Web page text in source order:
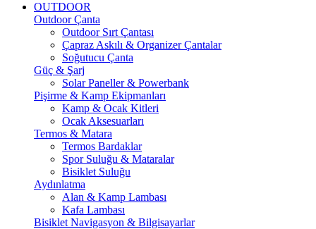
OUTDOOR
Outdoor Çanta
Outdoor Sırt Çantası
Çapraz Askılı & Organizer Çantalar
Soğutucu Çanta
Güç & Şarj
Solar Paneller & Powerbank
Pişirme & Kamp Ekipmanları
Kamp & Ocak Kitleri
Ocak Aksesuarları
Termos & Matara
Termos Bardaklar
Spor Suluğu & Mataralar
Bisiklet Suluğu
Aydınlatma
Alan & Kamp Lambası
Kafa Lambası
Bisiklet Navigasyon & Bilgisayarlar